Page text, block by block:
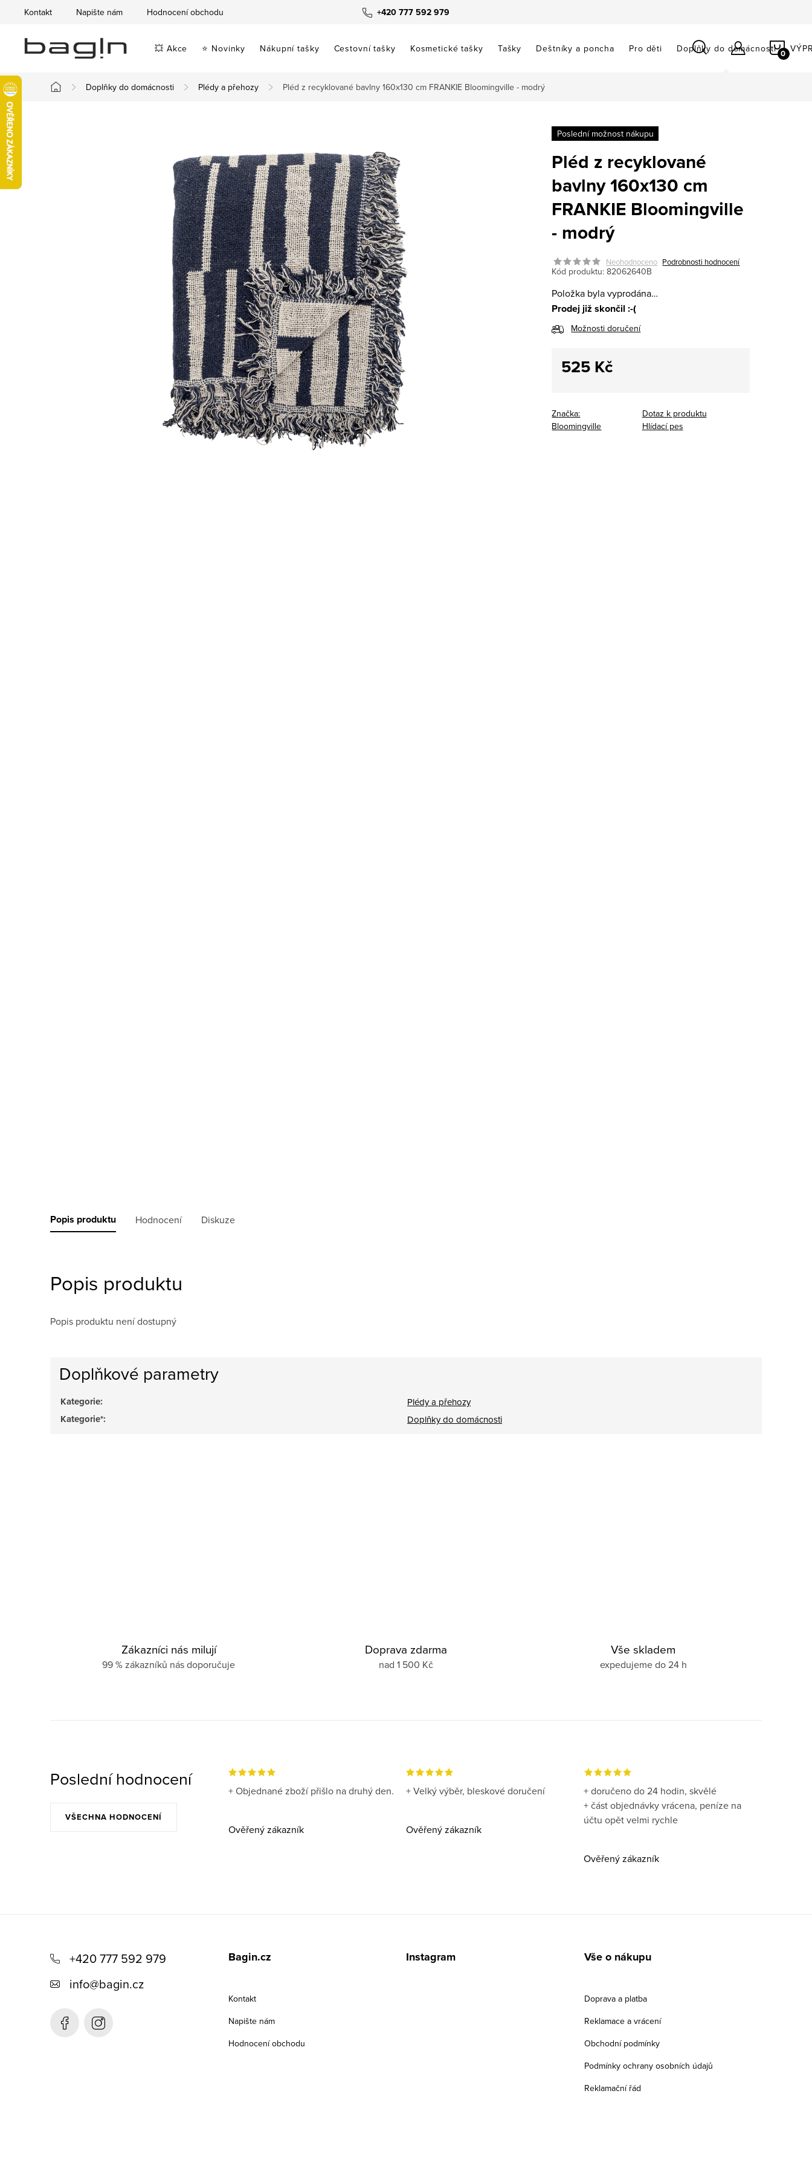
obsah
+420 777 592 979
Kontakt Napište nám Hodnocení obchodu
💥 Akce ⭐ Novinky Nákupní tašky Cestovní tašky Kosmetické tašky Tašky Deštníky a poncha Pro děti Doplňky do domácnosti
Domů
Doplňky do domácnosti Plédy a přehozy Pléd z recyklované bavlny 160x130 cm FRANKIE Bloomingville - modrý
Poslední možnost nákupu
Pléd z recyklované
bavlny 160x130 cm
FRANKIE Bloomingville
- modrý
Neohodnoceno Podrobnosti hodnocení
Kód produktu: 82062640B
Položka byla vyprodána…
Prodej již skončil :-(
Možnosti doručení
525 Kč
Značka:
Bloomingville
Dotaz k produktu
Hlídací pes
Popis produktu Hodnocení Diskuze
Popis produktu
Popis produktu není dostupný
Doplňkové parametry
Kategorie: Plédy a přehozy
Kategorie*: Doplňky do domácnosti
Zákazníci nás milují
99 % zákazníků nás doporučuje
Doprava zdarma
nad 1 500 Kč
Vše skladem
expedujeme do 24 h
Poslední hodnocení
VŠECHNA HODNOCENÍ
+ Objednané zboží přišlo na druhý den.
Ověřený zákazník
+ Velký výběr, bleskové doručení
Ověřený zákazník
+ doručeno do 24 hodin, skvělé
+ část objednávky vrácena, peníze na
účtu opět velmi rychle
Ověřený zákazník
+420 777 592 979
info@bagin.cz
Bagin.cz
Kontakt
Napište nám
Hodnocení obchodu
Instagram Vše o nákupu
Doprava a platba
Reklamace a vrácení
Obchodní podmínky
Podmínky ochrany osobních údajů
Reklamační řád